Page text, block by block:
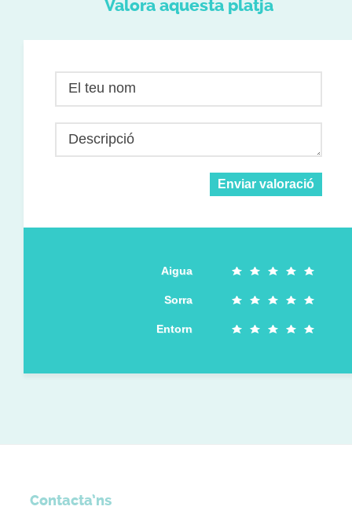
Valora aquesta platja
El teu nom
Descripció
Enviar valoració
Aigua
Sorra
Entorn
Contacta’ns